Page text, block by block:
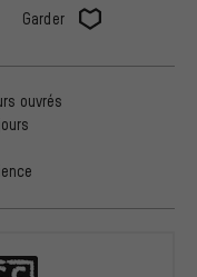
Garder
ouvrés